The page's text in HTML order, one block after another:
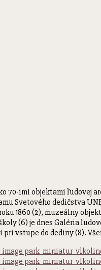
70-imi objektami ľudovej
Svetového dedičstva
1860 (2), muzeálny
(6) je dnes Galéria
vstupe do dediny (8).